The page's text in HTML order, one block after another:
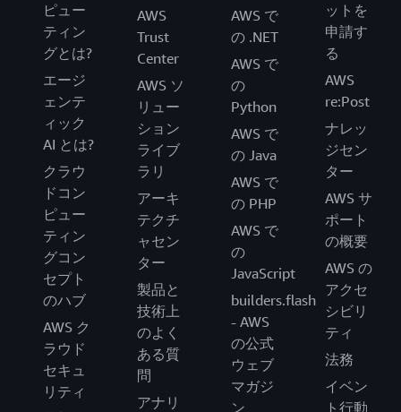
ピュー
ティン
グとは?
エージ
ェンテ
ィック
AI とは?
クラウ
ドコン
ピュー
ティン
グコン
セプト
のハブ
AWS ク
ラウド
セキュ
リティ
AWS
Trust
Center
AWS ソ
リュー
ション
ライブ
ラリ
アーキ
テクチ
ャセン
ター
製品と
技術上
のよく
ある質
問
アナリ
AWS で
の .NET
AWS で
の
Python
AWS で
の Java
AWS で
の PHP
AWS で
の
JavaScript
builders.flash
- AWS
の公式
ウェブ
マガジ
ン
ットを
申請す
る
AWS
re:Post
ナレッ
ジセン
ター
AWS サ
ポート
の概要
AWS の
アクセ
シビリ
ティ
法務
イベン
ト行動